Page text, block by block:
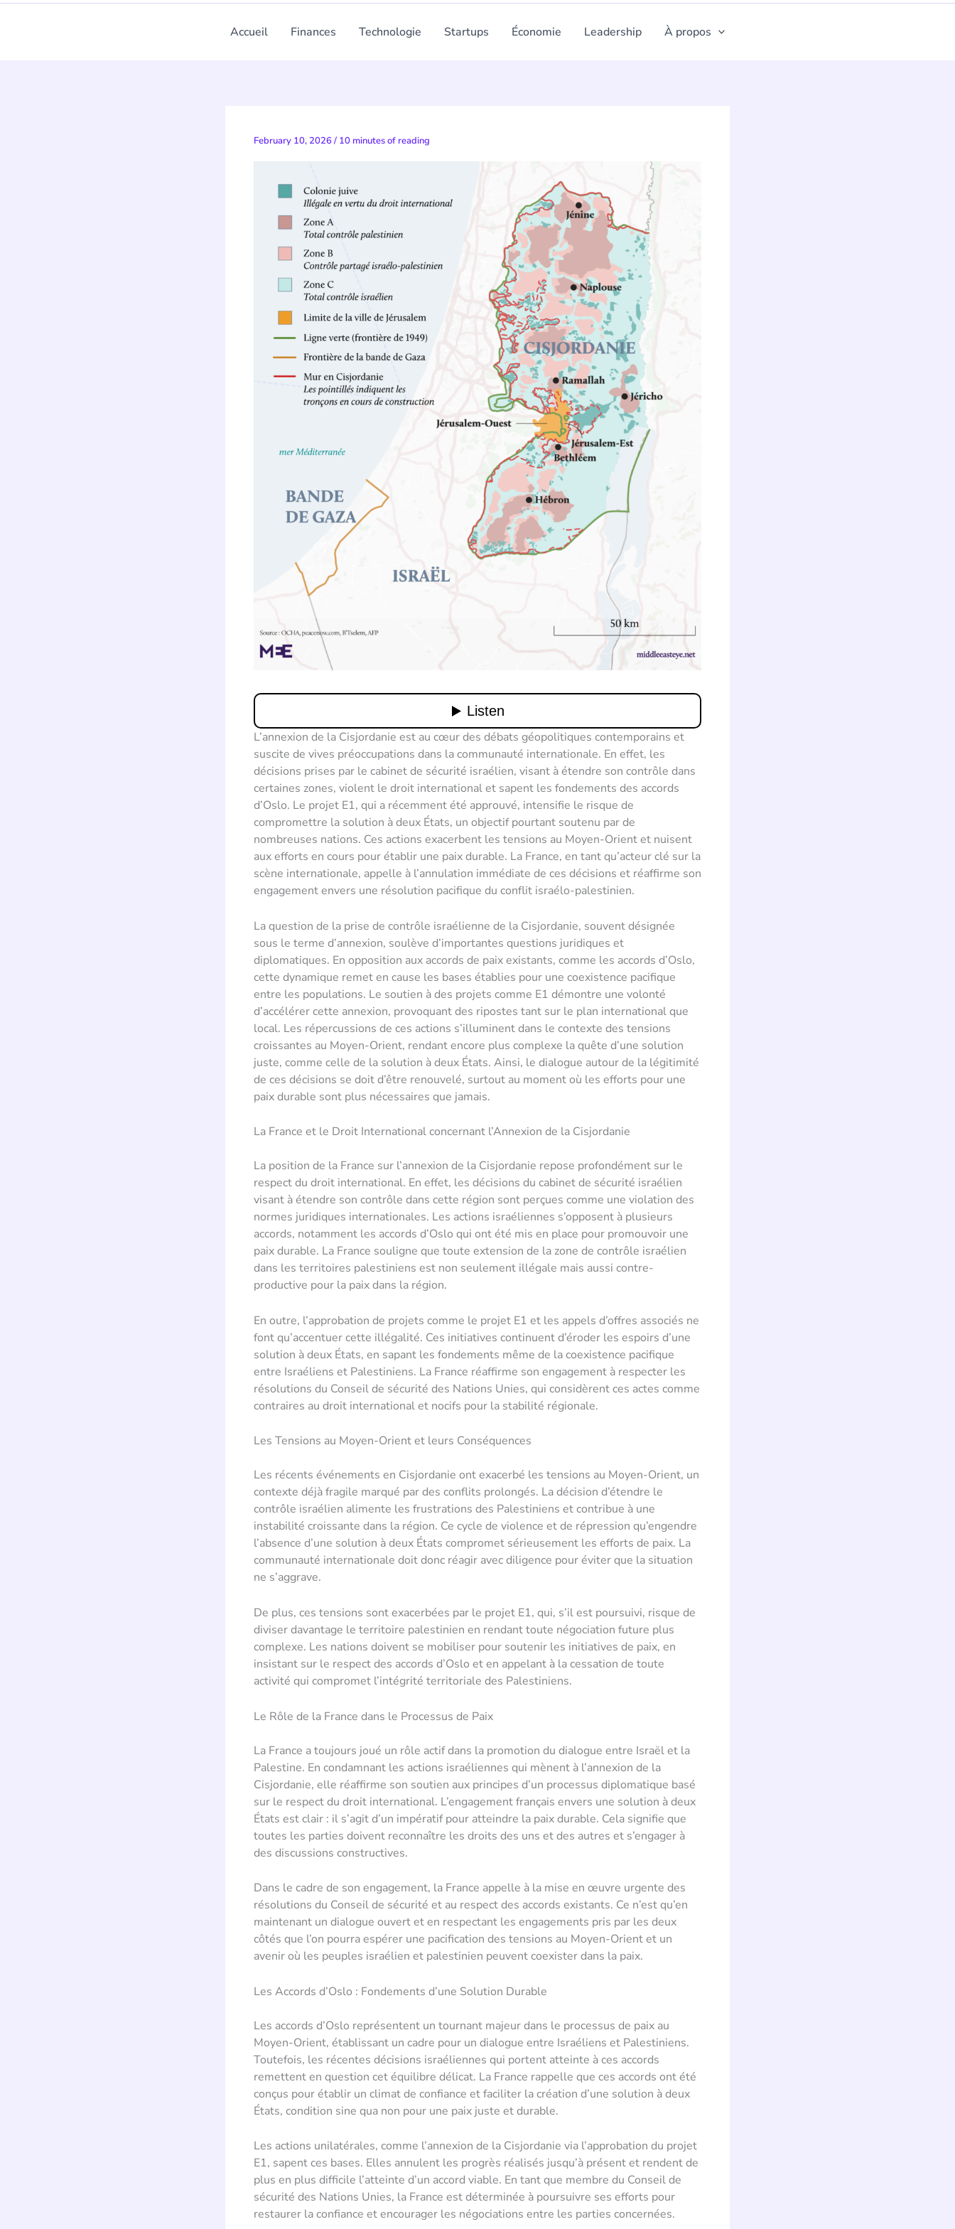
Accueil Finances Technologie Startups Économie Leadership À propos
February 10, 2026/ 10 minutes of reading
L’annexion de la Cisjordanie est au cœur des débats géopolitiques contemporains et
suscite de vives préoccupations dans la communauté internationale. En effet, les
décisions prises par le cabinet de sécurité israélien, visant à étendre son contrôle dans
certaines zones, violent le droit international et sapent les fondements des accords
d’Oslo. Le projet E1, qui a récemment été approuvé, intensifie le risque de
compromettre la solution à deux États, un objectif pourtant soutenu par de
nombreuses nations. Ces actions exacerbent les tensions au Moyen-Orient et nuisent
aux efforts en cours pour établir une paix durable. La France, en tant qu’acteur clé sur la
scène internationale, appelle à l’annulation immédiate de ces décisions et réaffirme son
engagement envers une résolution pacifique du conflit israélo-palestinien.
La question de la prise de contrôle israélienne de la Cisjordanie, souvent désignée
sous le terme d’annexion, soulève d’importantes questions juridiques et
diplomatiques. En opposition aux accords de paix existants, comme les accords d’Oslo,
cette dynamique remet en cause les bases établies pour une coexistence pacifique
entre les populations. Le soutien à des projets comme E1 démontre une volonté
d’accélérer cette annexion, provoquant des ripostes tant sur le plan international que
local. Les répercussions de ces actions s’illuminent dans le contexte des tensions
croissantes au Moyen-Orient, rendant encore plus complexe la quête d’une solution
juste, comme celle de la solution à deux États. Ainsi, le dialogue autour de la légitimité
de ces décisions se doit d’être renouvelé, surtout au moment où les efforts pour une
paix durable sont plus nécessaires que jamais.
La France et le Droit International concernant l’Annexion de la Cisjordanie
La position de la France sur l’annexion de la Cisjordanie repose profondément sur le
respect du droit international. En effet, les décisions du cabinet de sécurité israélien
visant à étendre son contrôle dans cette région sont perçues comme une violation des
normes juridiques internationales. Les actions israéliennes s’opposent à plusieurs
accords, notamment les accords d’Oslo qui ont été mis en place pour promouvoir une
paix durable. La France souligne que toute extension de la zone de contrôle israélien
dans les territoires palestiniens est non seulement illégale mais aussi contre-
productive pour la paix dans la région.
En outre, l’approbation de projets comme le projet E1 et les appels d’offres associés ne
font qu’accentuer cette illégalité. Ces initiatives continuent d’éroder les espoirs d’une
solution à deux États, en sapant les fondements même de la coexistence pacifique
entre Israéliens et Palestiniens. La France réaffirme son engagement à respecter les
résolutions du Conseil de sécurité des Nations Unies, qui considèrent ces actes comme
contraires au droit international et nocifs pour la stabilité régionale.
Les Tensions au Moyen-Orient et leurs Conséquences
Les récents événements en Cisjordanie ont exacerbé les tensions au Moyen-Orient, un
contexte déjà fragile marqué par des conflits prolongés. La décision d’étendre le
contrôle israélien alimente les frustrations des Palestiniens et contribue à une
instabilité croissante dans la région. Ce cycle de violence et de répression qu’engendre
l’absence d’une solution à deux États compromet sérieusement les efforts de paix. La
communauté internationale doit donc réagir avec diligence pour éviter que la situation
ne s’aggrave.
De plus, ces tensions sont exacerbées par le projet E1, qui, s’il est poursuivi, risque de
diviser davantage le territoire palestinien en rendant toute négociation future plus
complexe. Les nations doivent se mobiliser pour soutenir les initiatives de paix, en
insistant sur le respect des accords d’Oslo et en appelant à la cessation de toute
activité qui compromet l’intégrité territoriale des Palestiniens.
Le Rôle de la France dans le Processus de Paix
La France a toujours joué un rôle actif dans la promotion du dialogue entre Israël et la
Palestine. En condamnant les actions israéliennes qui mènent à l’annexion de la
Cisjordanie, elle réaffirme son soutien aux principes d’un processus diplomatique basé
sur le respect du droit international. L’engagement français envers une solution à deux
États est clair : il s’agit d’un impératif pour atteindre la paix durable. Cela signifie que
toutes les parties doivent reconnaître les droits des uns et des autres et s’engager à
des discussions constructives.
Dans le cadre de son engagement, la France appelle à la mise en œuvre urgente des
résolutions du Conseil de sécurité et au respect des accords existants. Ce n’est qu’en
maintenant un dialogue ouvert et en respectant les engagements pris par les deux
côtés que l’on pourra espérer une pacification des tensions au Moyen-Orient et un
avenir où les peuples israélien et palestinien peuvent coexister dans la paix.
Les Accords d’Oslo : Fondements d’une Solution Durable
Les accords d’Oslo représentent un tournant majeur dans le processus de paix au
Moyen-Orient, établissant un cadre pour un dialogue entre Israéliens et Palestiniens.
Toutefois, les récentes décisions israéliennes qui portent atteinte à ces accords
remettent en question cet équilibre délicat. La France rappelle que ces accords ont été
conçus pour établir un climat de confiance et faciliter la création d’une solution à deux
États, condition sine qua non pour une paix juste et durable.
Les actions unilatérales, comme l’annexion de la Cisjordanie via l’approbation du projet
E1, sapent ces bases. Elles annulent les progrès réalisés jusqu’à présent et rendent de
plus en plus difficile l’atteinte d’un accord viable. En tant que membre du Conseil de
sécurité des Nations Unies, la France est déterminée à poursuivre ses efforts pour
restaurer la confiance et encourager les négociations entre les parties concernées.